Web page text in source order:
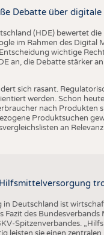
Debatte über
(HDE) bewertet
im Rahmen des Digital
wichtige
an, die Debatte stärker
sich rasant.
werden. Schon
nach
Produktsuchen
an
in Deutschland ist
Fazit des
Spitzenverbandes.